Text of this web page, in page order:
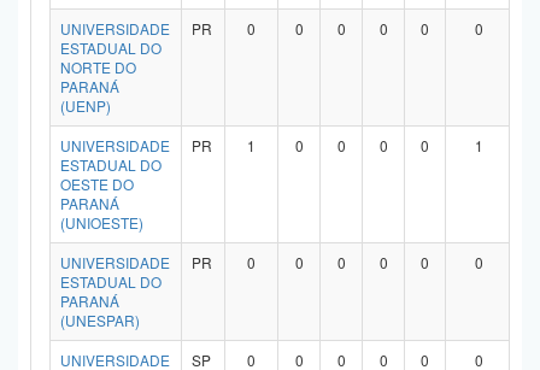
UNIVERSIDADE
ESTADUAL DO
NORTE DO
PARANÁ
(UENP)
PR 0 0 0 0 0 0
UNIVERSIDADE
ESTADUAL DO
OESTE DO
PARANÁ
(UNIOESTE)
PR 1 0 0 0 0 1
UNIVERSIDADE
ESTADUAL DO
PARANÁ
(UNESPAR)
PR 0 0 0 0 0 0
UNIVERSIDADE
SP 0 0 0 0 0 0